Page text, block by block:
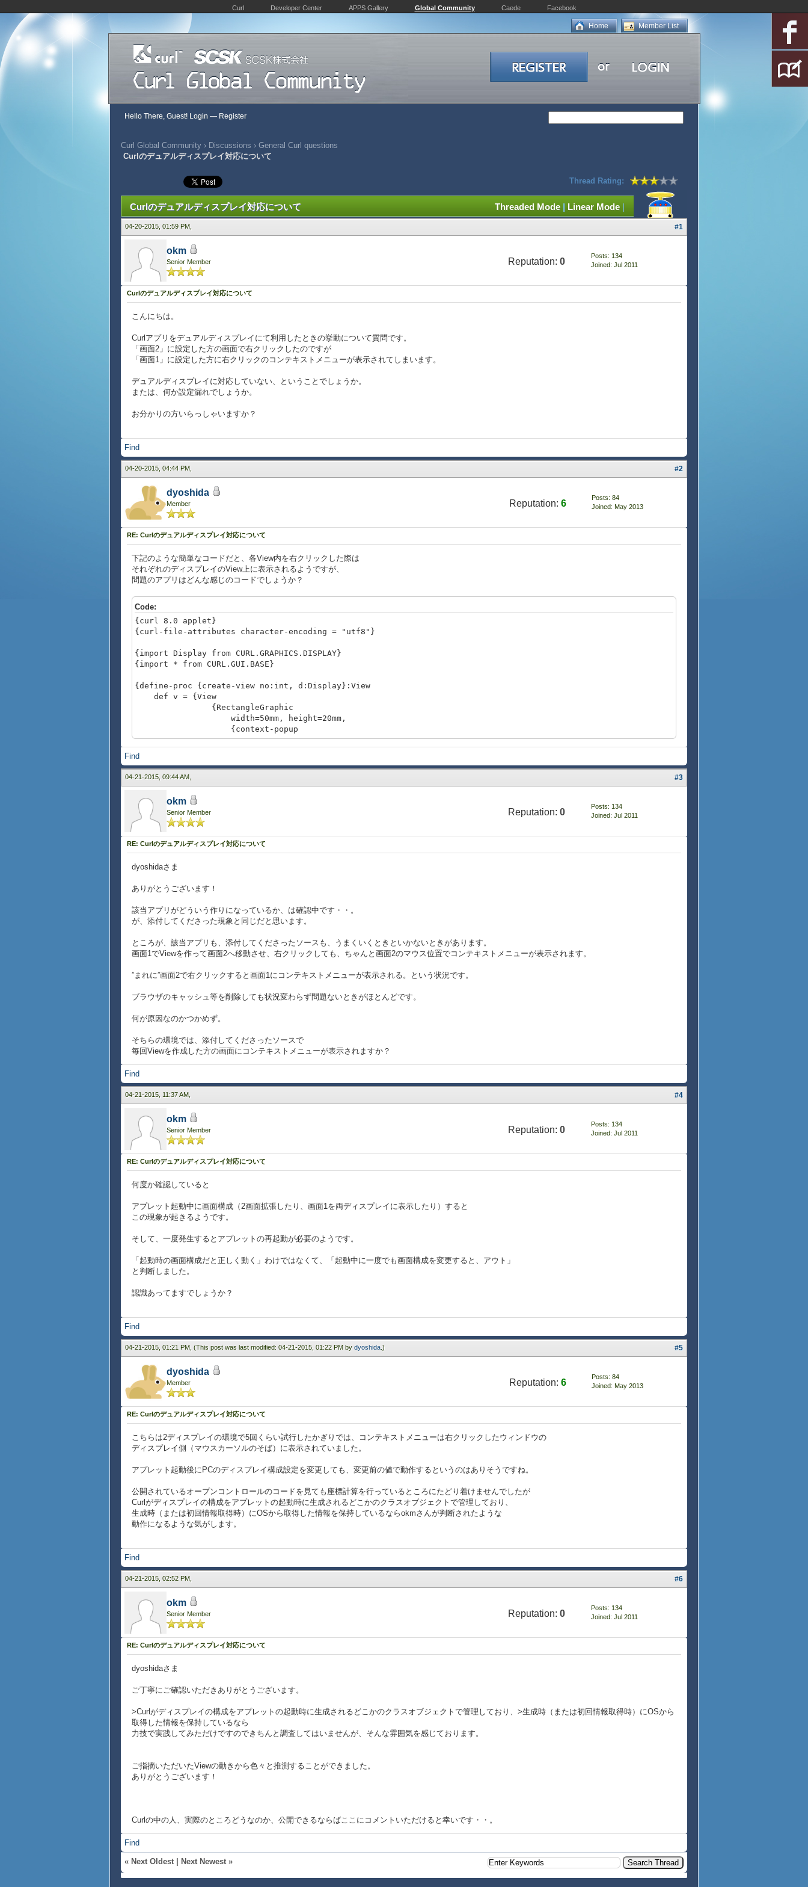
Curl Developer Center APPS Gallery Global Community Caede Facebook
Member List
Home
Hello There, Guest! Login — Register
Curl Global Community › Discussions › General Curl questions
Curlのデュアルディスプレイ対応について
Thread Rating:
Threaded Mode | Linear Mode |
Curlのデュアルディスプレイ対応について
04-20-2015, 01:59 PM, #1
okm
Senior Member Reputation: 0
Posts: 134
Joined: Jul 2011
Curlのデュアルディスプレイ対応について
こんにちは。
Curlアプリをデュアルディスプレイにて利用したときの挙動について質問です。
「画面2」に設定した方の画面で右クリックしたのですが
「画面1」に設定した方に右クリックのコンテキストメニューが表示されてしまいます。
デュアルディスプレイに対応していない、ということでしょうか。
または、何か設定漏れでしょうか。
お分かりの方いらっしゃいますか？
Find
04-20-2015, 04:44 PM, #2
dyoshida
Member Reputation: 6
Posts: 84
Joined: May 2013
RE: Curlのデュアルディスプレイ対応について
下記のような簡単なコードだと、各View内を右クリックした際は
それぞれのディスプレイのView上に表示されるようですが、
問題のアプリはどんな感じのコードでしょうか？
Code:
{curl 8.0 applet}
{curl-file-attributes character-encoding = "utf8"}
{import Display from CURL.GRAPHICS.DISPLAY}
{import * from CURL.GUI.BASE}
{define-proc {create-view no:int, d:Display}:View
def v = {View
{RectangleGraphic
width=50mm, height=20mm,
{context-popup
menu-pane =
{MenuPane
{MenuAction
label="Display" & no
}
}
}
},
visibility = "normal",
{on WindowClose do
{exit}
}
{return v}
{View
{CommandButton
label = "Create Views",
let no:int = 0
{inc no}
}
}
},
visibility = "normal",
{on WindowClose do
{exit}
}
Find
04-21-2015, 09:44 AM, #3
okm
Senior Member Reputation: 0
Posts: 134
Joined: Jul 2011
RE: Curlのデュアルディスプレイ対応について
dyoshidaさま
ありがとうございます！
該当アプリがどういう作りになっているか、は確認中です・・。
が、添付してくださった現象と同じだと思います。
ところが、該当アプリも、添付してくださったソースも、うまくいくときといかないときがあります。
画面1でViewを作って画面2へ移動させ、右クリックしても、ちゃんと画面2のマウス位置でコンテキストメニューが表示されます。
”まれに”画面2で右クリックすると画面1にコンテキストメニューが表示される。という状況です。
ブラウザのキャッシュ等を削除しても状況変わらず問題ないときがほとんどです。
何が原因なのかつかめず。
そちらの環境では、添付してくださったソースで
毎回Viewを作成した方の画面にコンテキストメニューが表示されますか？
Find
04-21-2015, 11:37 AM, #4
okm
Senior Member Reputation: 0
Posts: 134
Joined: Jul 2011
RE: Curlのデュアルディスプレイ対応について
何度か確認していると
アプレット起動中に画面構成（2画面拡張したり、画面1を両ディスプレイに表示したり）すると
この現象が起きるようです。
そして、一度発生するとアプレットの再起動が必要のようです。
「起動時の画面構成だと正しく動く」わけではなくて、「起動中に一度でも画面構成を変更すると、アウト」
と判断しました。
認識あってますでしょうか？
Find
04-21-2015, 01:21 PM, (This post was last modified: 04-21-2015, 01:22 PM by dyoshida .) #5
dyoshida
Member Reputation: 6
Posts: 84
Joined: May 2013
RE: Curlのデュアルディスプレイ対応について
こちらは2ディスプレイの環境で5回くらい試行したかぎりでは、コンテキストメニューは右クリックしたウィンドウの
ディスプレイ側（マウスカーソルのそば）に表示されていました。
アプレット起動後にPCのディスプレイ構成設定を変更しても、変更前の値で動作するというのはありそうですね。
公開されているオープンコントロールのコードを見ても座標計算を行っているところにたどり着けませんでしたが
Curlがディスプレイの構成をアプレットの起動時に生成されるどこかのクラスオブジェクトで管理しており、
生成時（または初回情報取得時）にOSから取得した情報を保持しているならokmさんが判断されたような
動作になるような気がします。
Find
04-21-2015, 02:52 PM, #6
okm
Senior Member Reputation: 0
Posts: 134
Joined: Jul 2011
RE: Curlのデュアルディスプレイ対応について
dyoshidaさま
ご丁寧にご確認いただきありがとうございます。
>Curlがディスプレイの構成をアプレットの起動時に生成されるどこかのクラスオブジェクトで管理しており、>生成時（または初回情報取得時）にOSから
取得した情報を保持しているなら
力技で実践してみただけですのできちんと調査してはいませんが、そんな雰囲気を感じております。
ご指摘いただいたViewの動きから色々と推測することができました。
ありがとうございます！
Curlの中の人、実際のところどうなのか、公開できるならばここにコメントいただけると幸いです・・。
Find
« Next Oldest Next Newest »